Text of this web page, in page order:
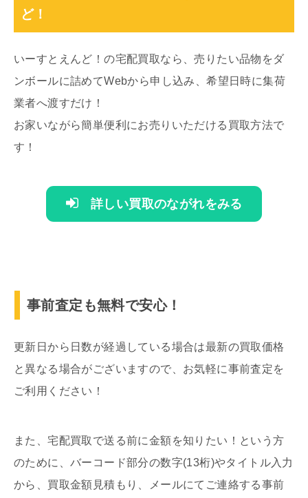
ど！
いーすとえんど！の宅配買取なら、売りたい品物をダ
ンボールに詰めてWebから申し込み、希望日時に集荷
業者へ渡すだけ！
お家いながら簡単便利にお売りいただける買取方法で
す！
詳しい買取のながれをみる
事前査定も無料で安心！
更新日から日数が経過している場合は最新の買取価格
と異なる場合がございますので、お気軽に事前査定を
ご利用ください！
また、宅配買取で送る前に金額を知りたい！という方
のために、バーコード部分の数字(13桁)やタイトル入力
から、買取金額見積もり、メールにてご連絡する事前